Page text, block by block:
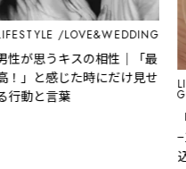
LOVE&WEDDING
が思うキスの相性｜「最
」と感じた時にだけ見せ
動と言葉
「
込